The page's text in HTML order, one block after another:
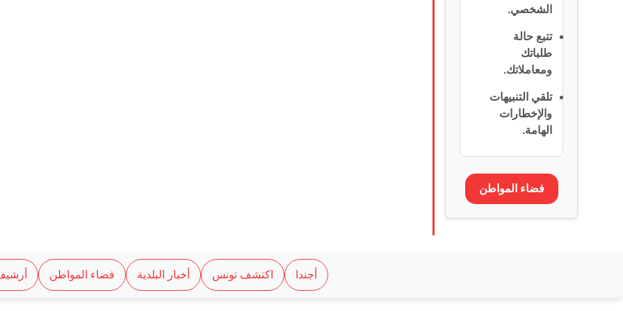
الشخصي.
تتبع حالة
طلباتك
ومعاملاتك.
تلقي التنبيهات
والإخطارات
الهامة.
فضاء المواطن
أجندا اكتشف تونس أخبار البلدية فضاء المواطن